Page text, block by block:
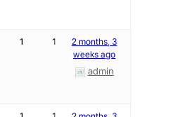
1 1
2 months, 3
weeks ago
admin